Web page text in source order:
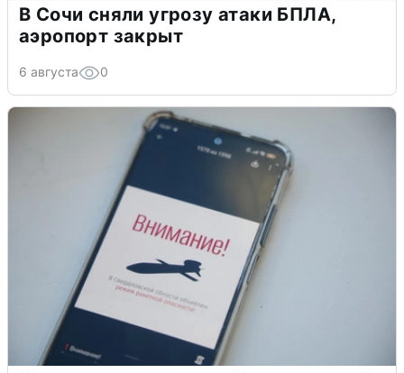
В Сочи сняли угрозу атаки БПЛА,
аэропорт закрыт
6 августа 0